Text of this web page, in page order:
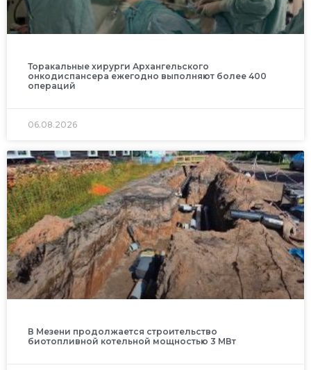
Торакальные хирурги Архангельского
онкодиспансера ежегодно выполняют более 400
операций
06.08.2026
В Мезени продолжается строительство
биотопливной котельной мощностью 3 МВт